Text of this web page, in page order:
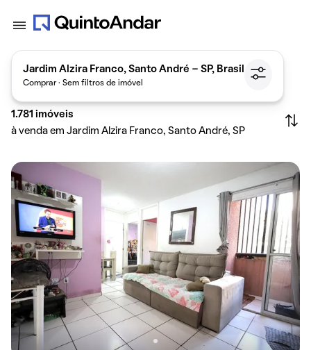
Jardim Alzira Franco, Santo André - SP, Brasil
Comprar · Sem filtros de imóvel
1.781 imóveis
à venda em Jardim Alzira Franco, Santo André, SP